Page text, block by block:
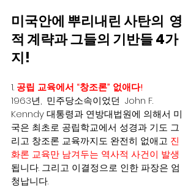
미국안에 뿌리내린 사탄의  영
적 계략과 그들의 기반들 4가
지!
1. 공립 교육에서 “창조론” 없애다!
1963년,  민주당소속이었던  John F.
Kenndy 대통령과 연방대법원에 의해서 미
국은 최초로 공립학교에서 성경과 기도 그
리고 창조론 교육까지도 완전히 없애고 진
화론 교육만 남겨두는 역사적 사건이 발생
됩니다. 그리고 이결정으로 인한 파장은 엄
청납니다.